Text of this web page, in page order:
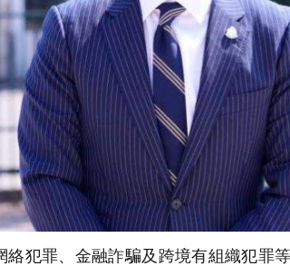
犯罪、金融詐騙及跨境有組織犯罪